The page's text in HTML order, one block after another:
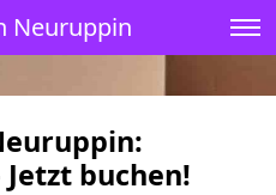
Neuruppin
Jetzt buchen!